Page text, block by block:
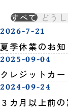
すべて どう
2026-7-21
夏季休業のお知
2025-09-04
クレジットカ
2024-09-24
３カ月以上前